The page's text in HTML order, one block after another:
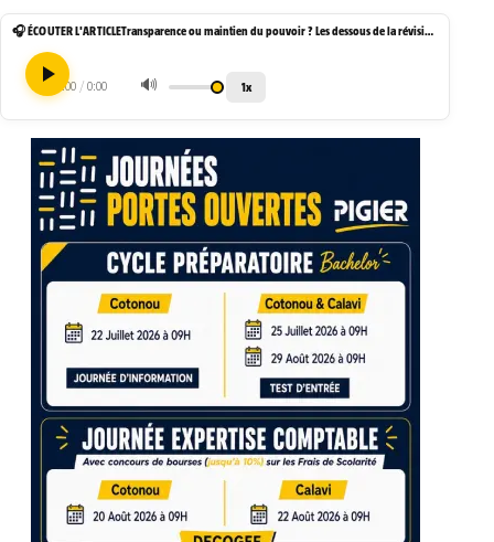
🎧 ÉCOUTER L'ARTICLE Transparence ou maintien du pouvoir ? Les dessous de la révision constitutionnelle au Sénégal
0:00 / 0:00 🔊 1x